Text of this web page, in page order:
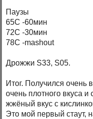
Паузы
65С -60мин
72С -30мин
78С -mashout
Дрожжи S33, S05.
Итог. Получился очень
очень плотного вкуса
жжёный вкус с
Это мой первый стаут,